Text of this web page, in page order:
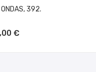
ONDAS, 392.
€